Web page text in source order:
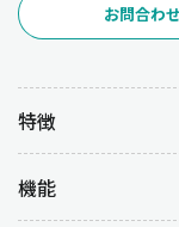
お問合わせ
特徴
機能